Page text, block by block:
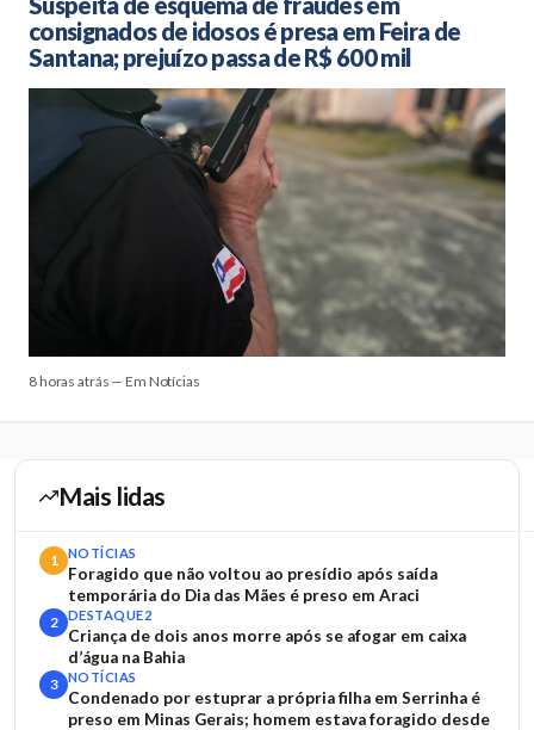
consignados de idosos é presa em Feira de
Santana; prejuízo passa de R$ 600 mil
8 horas atrás — Em Notícias
Mais lidas
1 NOTÍCIAS
Foragido que não voltou ao presídio após saída
temporária do Dia das Mães é preso em Araci
2 DESTAQUE2
Criança de dois anos morre após se afogar em caixa
d’água na Bahia
3 NOTÍCIAS
Condenado por estuprar a própria filha em Serrinha é
preso em Minas Gerais; homem estava foragido desde